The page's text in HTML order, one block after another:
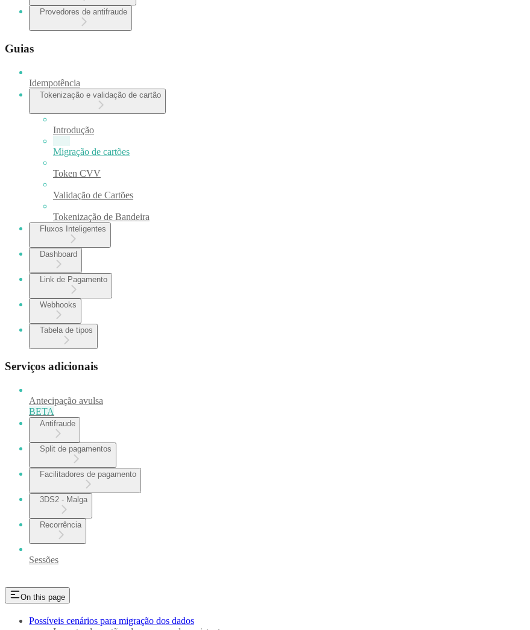
Provedores de antifraude
Guias
Idempotência
Tokenização e validação de cartão
Introdução
Migração de cartões
Token CVV
Validação de Cartões
Tokenização de Bandeira
Fluxos Inteligentes
Dashboard
Link de Pagamento
Webhooks
Tabela de tipos
Serviços adicionais
Antecipação avulsa
BETA
Antifraude
Split de pagamentos
Facilitadores de pagamento
3DS2 - Malga
Recorrência
Sessões
On this page
Possíveis cenários para migração dos dados